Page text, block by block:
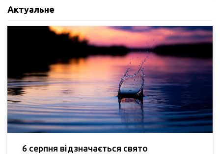
Актуальне
6 серпня відзначається свято